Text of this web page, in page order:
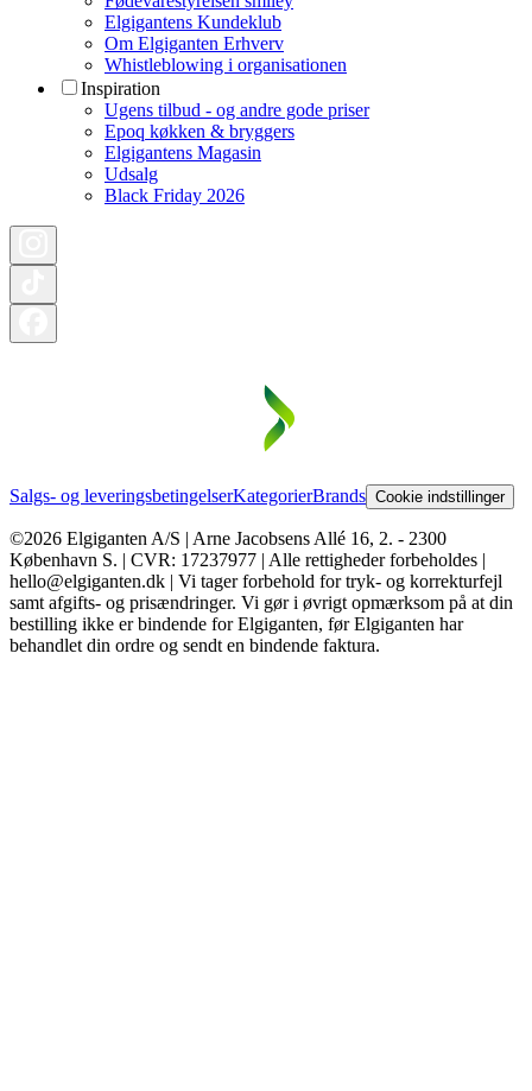
Elgigantens Kundeklub
Om Elgiganten Erhverv
Whistleblowing i organisationen
Inspiration
Ugens tilbud - og andre gode priser
Epoq køkken & bryggers
Elgigantens Magasin
Udsalg
Black Friday 2026
Salgs- og leveringsbetingelserKategorierBrands Cookie indstillinger
©2026 Elgiganten A/S | Arne Jacobsens Allé 16, 2. - 2300
København S. | CVR: 17237977 | Alle rettigheder forbeholdes |
hello@elgiganten.dk | Vi tager forbehold for tryk- og korrekturfejl
samt afgifts- og prisændringer. Vi gør i øvrigt opmærksom på at din
bestilling ikke er bindende for Elgiganten, før Elgiganten har
behandlet din ordre og sendt en bindende faktura.